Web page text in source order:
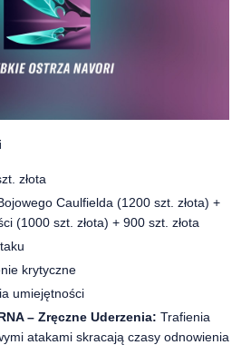
złota
Caulfielda (1200 szt. złota) +
(1000 szt. złota) + 900 szt. złota
krytyczne
umiejętności
– Zręczne Uderzenia: Trafienia
atakami skracają czasy odnowienia